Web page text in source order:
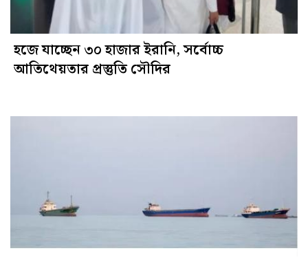
হজে যাচ্ছেন ৩০ হাজার ইরানি, সর্বোচ্চ
আতিথেয়তার প্রস্তুতি সৌদির